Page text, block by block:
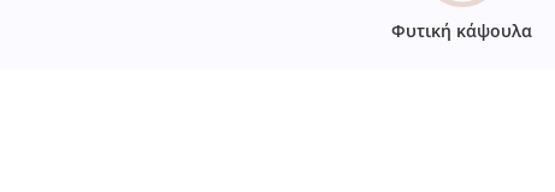
Φυτική κάψουλα